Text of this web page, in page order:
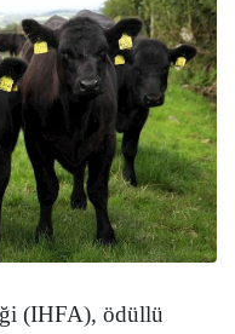
(IHFA), ödüllü